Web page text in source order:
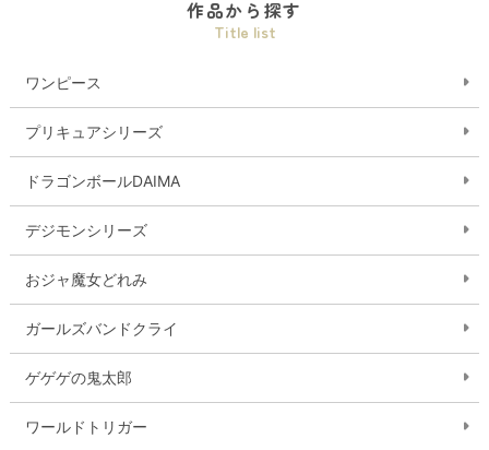
作品から探す
Title list
ワンピース
プリキュアシリーズ
ドラゴンボールDAIMA
デジモンシリーズ
おジャ魔女どれみ
ガールズバンドクライ
ゲゲゲの鬼太郎
ワールドトリガー